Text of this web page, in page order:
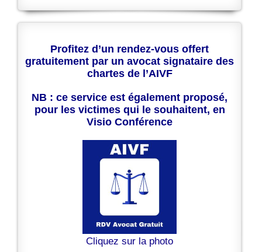
Profitez d’un rendez-vous offert
gratuitement par un avocat signataire des
chartes de l’AIVF
NB : ce service est également proposé,
pour les victimes qui le souhaitent, en
Visio Conférence
Cliquez sur la photo